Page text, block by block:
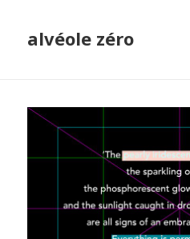
alvéole zéro